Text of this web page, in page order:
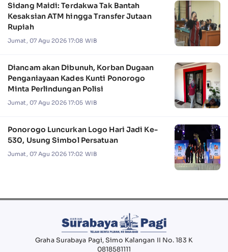
Sidang Maidi: Terdakwa Tak Bantah
Kesaksian ATM hingga Transfer Jutaan
Rupiah
Jumat, 07 Agu 2026 17:08 WIB
Diancam akan Dibunuh, Korban Dugaan
Penganiayaan Kades Kunti Ponorogo
Minta Perlindungan Polisi
Jumat, 07 Agu 2026 17:05 WIB
Ponorogo Luncurkan Logo Hari Jadi Ke-
530, Usung Simbol Persatuan
Jumat, 07 Agu 2026 17:02 WIB
Graha Surabaya Pagi, Simo Kalangan II No. 183 K
0818581111